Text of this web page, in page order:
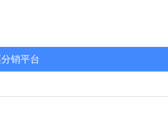
销平台